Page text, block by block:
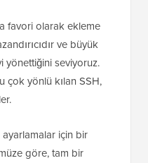
favori olarak ekleme
ve büyük
yönettiğini seviyoruz.
çok yönlü kılan SSH,
ayarlamalar için bir
göre, tam bir